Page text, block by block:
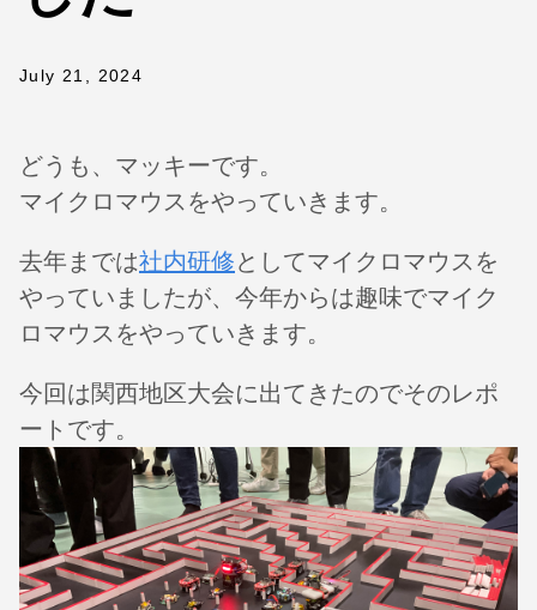
July 21, 2024
どうも、マッキーです。
マイクロマウスをやっていきます。
去年までは社内研修としてマイクロマウスを
やっていましたが、今年からは趣味でマイク
ロマウスをやっていきます。
今回は関西地区大会に出てきたのでそのレポ
ートです。